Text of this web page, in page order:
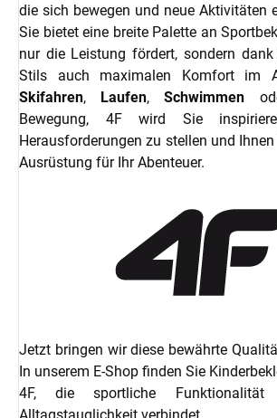
die sich bewegen und neue Aktivitäten
Sie bietet eine breite Palette an
nur die Leistung fördert, sondern
Stils auch maximalen Komfort im
Skifahren, Laufen,Schwimmen
Bewegung, 4F wird Sie
Herausforderungen zu stellen und
Ausrüstung für Ihr Abenteuer.
Jetzt bringen wir diese bewährte
In unserem E-Shop finden Sie
4F, die sportliche Funktionalität
Alltagstauglichkeit verbindet.